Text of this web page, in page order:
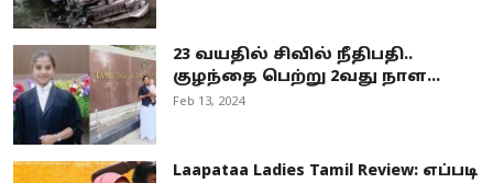
23 வயதில் சிவில் நீதிபதி..
குழந்தை பெற்று 2வது நாள...
Feb 13, 2024
Laapataa Ladies Tamil Review: எப்படி